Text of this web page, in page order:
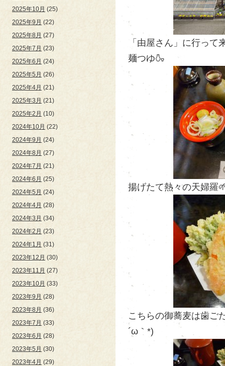
2025年10月 (25)
2025年9月 (22)
2025年8月 (27)
2025年7月 (23)
2025年6月 (24)
2025年5月 (26)
2025年4月 (21)
2025年3月 (21)
2025年2月 (10)
2024年10月 (22)
2024年9月 (24)
2024年8月 (27)
2024年7月 (21)
2024年6月 (25)
2024年5月 (24)
2024年4月 (28)
2024年3月 (34)
2024年2月 (23)
2024年1月 (31)
2023年12月 (30)
2023年11月 (27)
2023年10月 (33)
2023年9月 (28)
2023年8月 (36)
2023年7月 (33)
2023年6月 (28)
2023年5月 (30)
2023年4月 (29)
「由屋さん」に行っ
麺つゆ🍶
揚げたて熱々の天婦羅
こちらの御蕎麦は歯ご
´ω｀*)